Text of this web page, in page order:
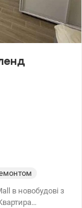
в новобудові з